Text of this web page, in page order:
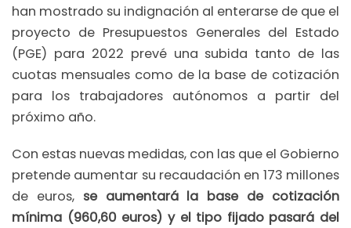
han mostrado su indignación al enterarse de que el
proyecto de Presupuestos Generales del Estado
(PGE) para 2022 prevé una subida tanto de las
cuotas mensuales como de la base de cotización
para los trabajadores autónomos a partir del
próximo año.
Con estas nuevas medidas, con las que el Gobierno
pretende aumentar su recaudación en 173 millones
de euros, se aumentará la base de cotización
mínima (960,60 euros) y el tipo fijado pasará del